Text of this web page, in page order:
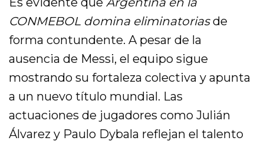
CONMEBOL domina eliminatoriasde
forma contundente. A pesar de la
ausencia de Messi, el equipo sigue
mostrando su fortaleza colectiva y apunta
a un nuevo título mundial. Las
actuaciones de jugadores como Julián
Álvarez y Paulo Dybala reflejan el talento